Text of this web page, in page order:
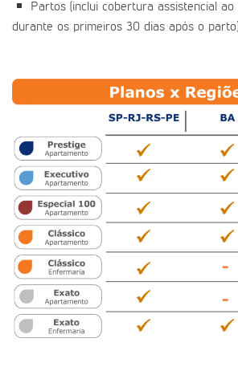
Partos (inclui cobertura assistencial
durante os primeiros 30 dias após o parto)